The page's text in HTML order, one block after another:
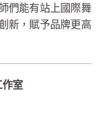
們能有站上國際舞
新，賦予品牌更高
室